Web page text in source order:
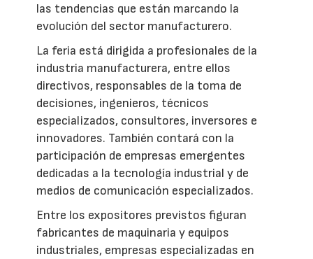
las tendencias que están marcando la
evolución del sector manufacturero.
La feria está dirigida a profesionales de la
industria manufacturera, entre ellos
directivos, responsables de la toma de
decisiones, ingenieros, técnicos
especializados, consultores, inversores e
innovadores. También contará con la
participación de empresas emergentes
dedicadas a la tecnología industrial y de
medios de comunicación especializados.
Entre los expositores previstos figuran
fabricantes de maquinaria y equipos
industriales, empresas especializadas en